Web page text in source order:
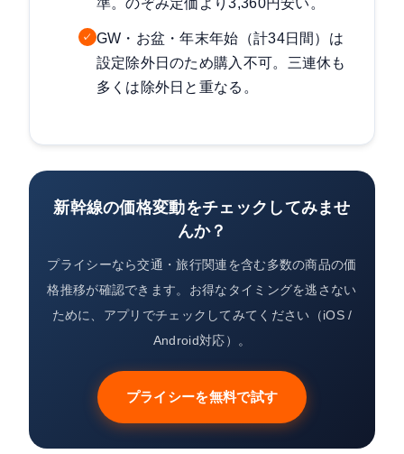
準。のぞみ定価より3,360円安い。
✓ GW・お盆・年末年始（計34日間）は
設定除外日のため購入不可。三連休も
多くは除外日と重なる。
新幹線の価格変動をチェックしてみませ
んか？
プライシーなら交通・旅行関連を含む多数の商品の価
格推移が確認できます。お得なタイミングを逃さない
ために、アプリでチェックしてみてください（iOS /
Android対応）。
プライシーを無料で試す